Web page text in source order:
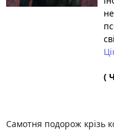
(
Самотня подорож крізь